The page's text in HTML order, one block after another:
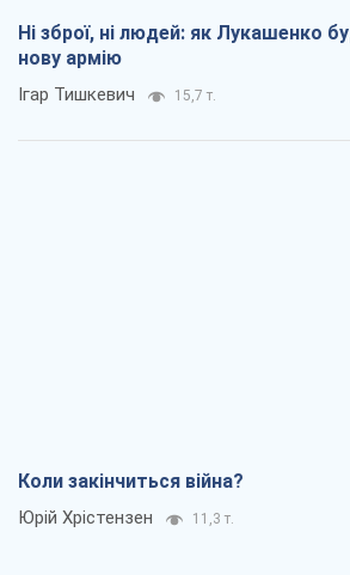
Ні зброї, ні людей: як Лукашенко
нову армію
Ігар Тишкевич 15,7 т.
Коли закінчиться війна?
Юрій Хрістензен 11,3 т.